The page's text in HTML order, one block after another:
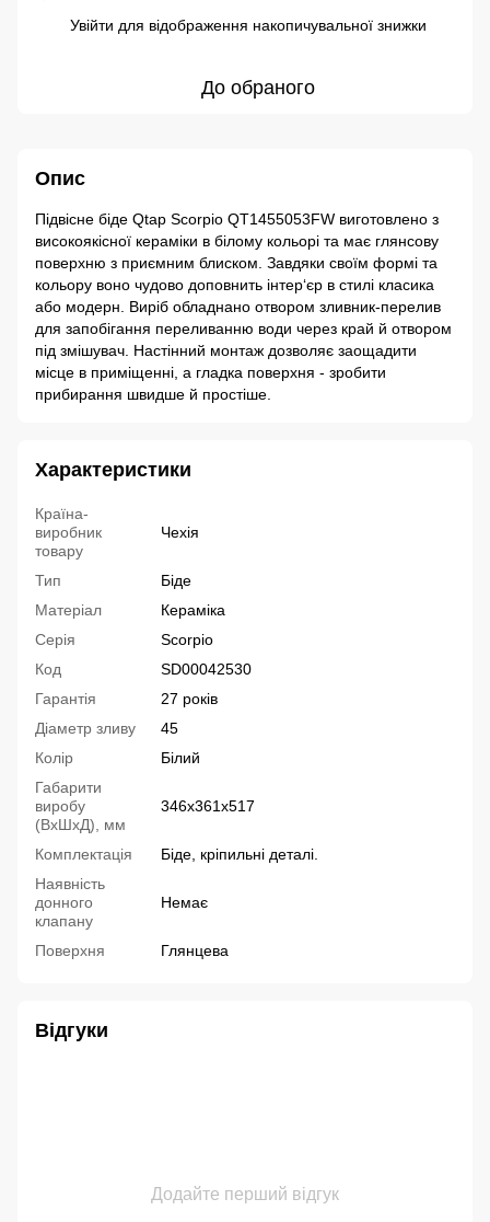
Увійти для відображення накопичувальної знижки
До обраного
Опис
Підвісне біде Qtap Scorpio QT1455053FW виготовлено з
високоякісної кераміки в білому кольорі та має глянсову
поверхню з приємним блиском. Завдяки своїм формі та
кольору воно чудово доповнить інтер‘єр в стилі класика
або модерн. Виріб обладнано отвором зливник-перелив
для запобігання переливанню води через край й отвором
під змішувач. Настінний монтаж дозволяє заощадити
місце в приміщенні, а гладка поверхня - зробити
прибирання швидше й простіше.
Характеристики
Країна-
виробник
товару
Чехія
Тип
Біде
Матеріал
Кераміка
Серія
Scorpio
Код
SD00042530
Гарантія
27 років
Діаметр зливу
45
Колір
Білий
Габарити
виробу
(ВхШхД), мм
346х361х517
Комплектація
Біде, кріпильні деталі.
Наявність
донного
клапану
Немає
Поверхня Глянцева
Відгуки
Додайте перший відгук